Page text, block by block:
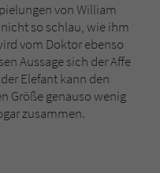
von William
so schlau, wie ihm
vom Doktor ebenso
Aussage sich der Affe
Elefant kann den
Größe genauso wenig
zusammen.